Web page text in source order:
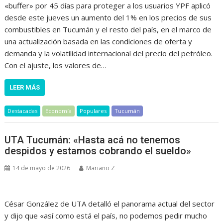
«buffer» por 45 días para proteger a los usuarios YPF aplicó
desde este jueves un aumento del 1% en los precios de sus
combustibles en Tucumán y el resto del país, en el marco de
una actualización basada en las condiciones de oferta y
demanda y la volatilidad internacional del precio del petróleo.
Con el ajuste, los valores de…
LEER MÁS
Destacadas Economía Populares Tucumán
UTA Tucumán: «Hasta acá no tenemos
despidos y estamos cobrando el sueldo»
14 de mayo de 2026 Mariano Z
César González de UTA detalló el panorama actual del sector
y dijo que «así como está el país, no podemos pedir mucho